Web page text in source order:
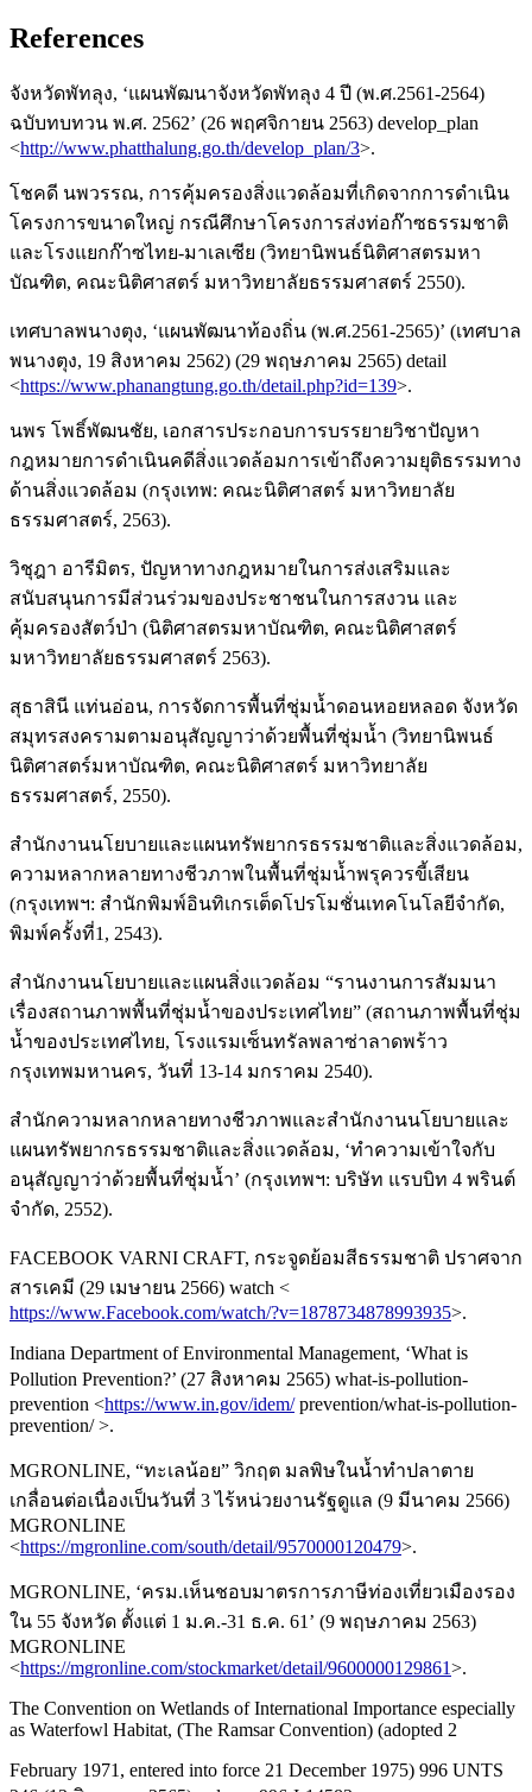
References
จังหวัดพัทลุง, ‘แผนพัฒนาจังหวัดพัทลุง 4 ปี (พ.ศ.2561-2564)
ฉบับทบทวน พ.ศ. 2562’ (26 พฤศจิกายน 2563) develop_plan
<http://www.phatthalung.go.th/develop_plan/3>.
โชคดี นพวรรณ, การคุ้มครองสิ่งแวดล้อมที่เกิดจากการดำเนิน
โครงการขนาดใหญ่ กรณีศึกษาโครงการส่งท่อก๊าซธรรมชาติ
และโรงแยกก๊าซไทย-มาเลเซีย (วิทยานิพนธ์นิติศาสตรมหา
บัณฑิต, คณะนิติศาสตร์ มหาวิทยาลัยธรรมศาสตร์ 2550).
เทศบาลพนางตุง, ‘แผนพัฒนาท้องถิ่น (พ.ศ.2561-2565)’ (เทศบาล
พนางตุง, 19 สิงหาคม 2562) (29 พฤษภาคม 2565) detail
<https://www.phanangtung.go.th/detail.php?id=139>.
นพร โพธิ์พัฒนชัย, เอกสารประกอบการบรรยายวิชาปัญหา
กฎหมายการดำเนินคดีสิ่งแวดล้อมการเข้าถึงความยุติธรรมทาง
ด้านสิ่งแวดล้อม (กรุงเทพ: คณะนิติศาสตร์ มหาวิทยาลัย
ธรรมศาสตร์, 2563).
วิชุฎา อารีมิตร, ปัญหาทางกฎหมายในการส่งเสริมและ
สนับสนุนการมีส่วนร่วมของประชาชนในการสงวน และ
คุ้มครองสัตว์ป่า (นิติศาสตรมหาบัณฑิต, คณะนิติศาสตร์
มหาวิทยาลัยธรรมศาสตร์ 2563).
สุธาสินี แท่นอ่อน, การจัดการพื้นที่ชุ่มน้ำดอนหอยหลอด จังหวัด
สมุทรสงครามตามอนุสัญญาว่าด้วยพื้นที่ชุ่มน้ำ (วิทยานิพนธ์
นิติศาสตร์มหาบัณฑิต, คณะนิติศาสตร์ มหาวิทยาลัย
ธรรมศาสตร์, 2550).
สำนักงานนโยบายและแผนทรัพยากรธรรมชาติและสิ่งแวดล้อม,
ความหลากหลายทางชีวภาพในพื้นที่ชุ่มน้ำพรุควรขี้เสียน
(กรุงเทพฯ: สำนักพิมพ์อินทิเกรเต็ดโปรโมชั่นเทคโนโลยีจำกัด,
พิมพ์ครั้งที่1, 2543).
สำนักงานนโยบายและแผนสิ่งแวดล้อม “รานงานการสัมมนา
เรื่องสถานภาพพื้นที่ชุ่มน้ำของประเทศไทย” (สถานภาพพื้นที่ชุ่ม
น้ำของประเทศไทย, โรงแรมเซ็นทรัลพลาซ่าลาดพร้าว
กรุงเทพมหานคร, วันที่ 13-14 มกราคม 2540).
สำนักความหลากหลายทางชีวภาพและสำนักงานนโยบายและ
แผนทรัพยากรธรรมชาติและสิ่งแวดล้อม, ‘ทำความเข้าใจกับ
อนุสัญญาว่าด้วยพื้นที่ชุ่มน้ำ’ (กรุงเทพฯ: บริษัท แรบบิท 4 พรินต์
จํากัด, 2552).
FACEBOOK VARNI CRAFT, กระจูดย้อมสีธรรมชาติ ปราศจาก
สารเคมี (29 เมษายน 2566) watch <
https://www.Facebook.com/watch/?v=1878734878993935>.
Indiana Department of Environmental Management, ‘What is
Pollution Prevention?’ (27 สิงหาคม 2565) what-is-pollution-
prevention <https://www.in.gov/idem/prevention/what-is-pollution-
prevention/ >.
MGRONLINE, “ทะเลน้อย” วิกฤต มลพิษในน้ำทำปลาตาย
เกลื่อนต่อเนื่องเป็นวันที่ 3 ไร้หน่วยงานรัฐดูแล (9 มีนาคม 2566)
MGRONLINE
<https://mgronline.com/south/detail/9570000120479>.
MGRONLINE, ‘ครม.เห็นชอบมาตรการภาษีท่องเที่ยวเมืองรอง
ใน 55 จังหวัด ตั้งแต่ 1 ม.ค.-31 ธ.ค. 61’ (9 พฤษภาคม 2563)
MGRONLINE
<https://mgronline.com/stockmarket/detail/9600000129861>.
The Convention on Wetlands of International Importance especially
as Waterfowl Habitat, (The Ramsar Convention) (adopted 2
February 1971, entered into force 21 December 1975) 996 UNTS